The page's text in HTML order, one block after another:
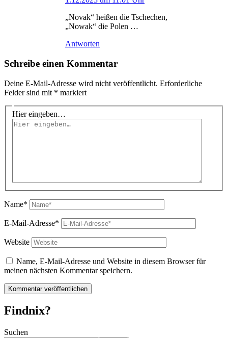
„Novak“ heißen die Tschechen,
„Nowak“ die Polen …
Antworten
Schreibe einen Kommentar
Deine E-Mail-Adresse wird nicht veröffentlicht. Erforderliche
Felder sind mit * markiert
Hier eingeben…
Name*
E-Mail-Adresse*
Website
Name, E-Mail-Adresse und Website in diesem Browser für
meinen nächsten Kommentar speichern.
Findnix?
Suchen